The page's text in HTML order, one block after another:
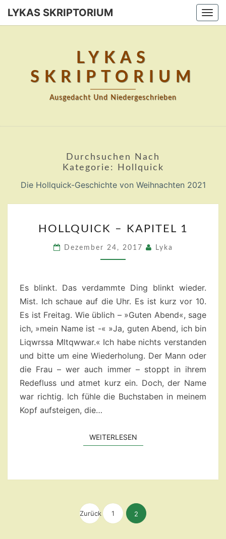
Skip
LYKAS SKRIPTORIUM
LYKAS
SKRIPTORIUM
Ausgedacht Und Niedergeschrieben
Durchsuchen Nach
Kategorie:
Hollquick
Die Hollquick-Geschichte von Weihnachten 2021
–
KAPITEL
1
HOLLQUICK – KAPITEL 1
Dezember 24, 2017 Lyka
Es blinkt. Das verdammte Ding blinkt wieder.
Mist. Ich schaue auf die Uhr. Es ist kurz vor 10.
Es ist Freitag. Wie üblich – »Guten Abend«, sage
ich, »mein Name ist -« »Ja, guten Abend, ich bin
Liqwrssa Mltqwwar.« Ich habe nichts verstanden
und bitte um eine Wiederholung. Der Mann oder
die Frau – wer auch immer – stoppt in ihrem
Redefluss und atmet kurz ein. Doch, der Name
war richtig. Ich fühle die Buchstaben in meinem
Kopf aufsteigen, die…
WEITERLESENWEITERLESEN
Seitennummerierung
der
Zurück 1 2